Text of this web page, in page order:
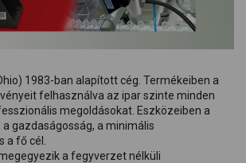
1983-ban alapított cég. Termékeiben a
felhasználva az ipar szinte minden
megoldásokat. Eszközeiben a
gazdaságosság, a minimális
a fő cél.
a fegyverzet nélküli